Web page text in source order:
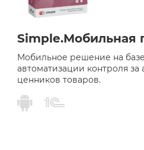
Simple.Мобильная
Мобильное решение на
автоматизации контроля за
ценников товаров.